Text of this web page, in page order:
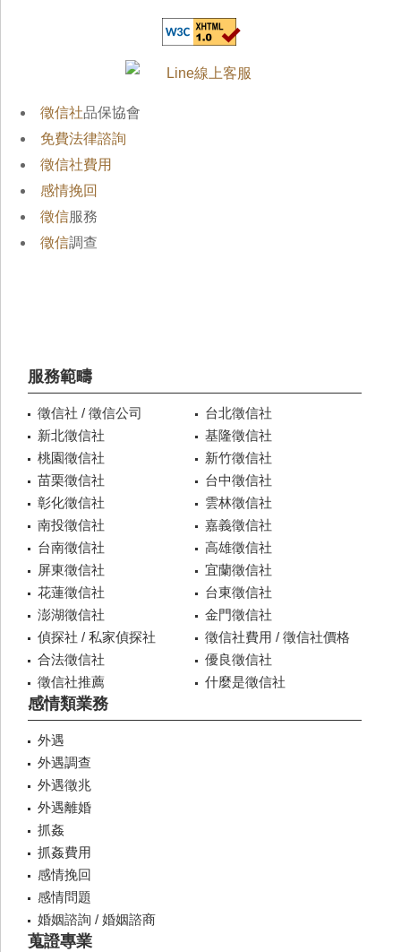
徵信社品保協會
免費法律諮詢
徵信社費用
感情挽回
徵信服務
徵信調查
服務範疇
徵信社 / 徵信公司
台北徵信社
新北徵信社
基隆徵信社
桃園徵信社
新竹徵信社
苗栗徵信社
台中徵信社
彰化徵信社
雲林徵信社
南投徵信社
嘉義徵信社
台南徵信社
高雄徵信社
屏東徵信社
宜蘭徵信社
花蓮徵信社
台東徵信社
澎湖徵信社
金門徵信社
偵探社 / 私家偵探社
徵信社費用 / 徵信社價格
合法徵信社
優良徵信社
徵信社推薦
什麼是徵信社
感情類業務
外遇
外遇調查
外遇徵兆
外遇離婚
抓姦
抓姦費用
感情挽回
感情問題
婚姻諮詢 / 婚姻諮商
蒐證專業